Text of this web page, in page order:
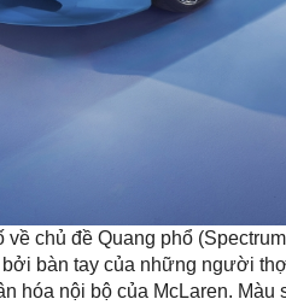
về chủ đề Quang phổ
bàn tay của những người
hóa nội bộ của McLaren.